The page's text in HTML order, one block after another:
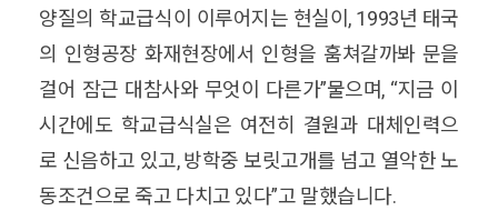
양질의 학교급식이 이루어지는 현실이, 1993년 태국
의 인형공장 화재현장에서 인형을 훔쳐갈까봐 문을
걸어 잠근 대참사와 무엇이 다른가”물으며, “지금 이
시간에도 학교급식실은 여전히 결원과 대체인력으
로 신음하고 있고, 방학중 보릿고개를 넘고 열악한 노
동조건으로 죽고 다치고 있다”고 말했습니다.